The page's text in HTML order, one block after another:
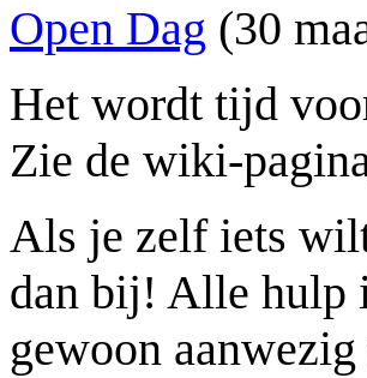
Open Dag (30
Het wordt tijd
Zie de wiki-
Als je zelf iets
dan bij! Alle hulp
gewoon